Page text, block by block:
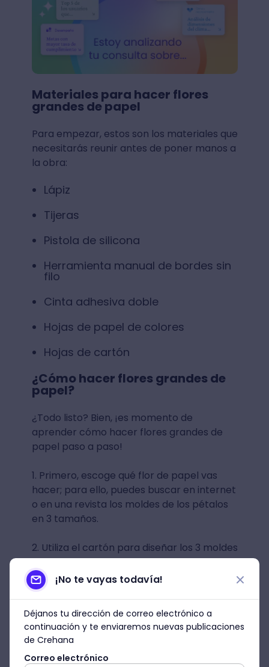
Materiales para hacer flores
grandes de papel
Para empezar, estos son los materiales que
necesitarás reunir antes de poner manos a
la obra:
Lápiz
Tijeras
Pistola de silicona
Herramienta manual de bordes sin
filo
Cinta adhesiva doble
Hojas de papel de colores
Hojas de cartón
¿Cómo hacer flores grandes de
papel?
¿Todo listo? Bien, ¡es momento de
aprender cómo hacer flores grandes de
papel paso a paso!
1. Primero, escoge qué flor de papel vas
hacer; para ello, puedes buscar en internet
o en una revista los moldes de los pétalos
en 3 tamaños.
2. Utiliza el cartón para diseñar los 3 moldes
para las flores de papel.
3. Corta y dale forma a los pétalos de
¡No te vayas todavía!
Déjanos tu dirección de correo electrónico a
continuación y te enviaremos nuevas publicaciones
de Crehana
Correo electrónico